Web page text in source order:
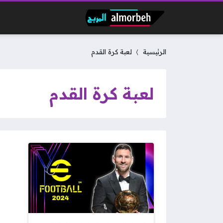
الرئيسية لعبة كرة القدم
لعبة كرة القدم